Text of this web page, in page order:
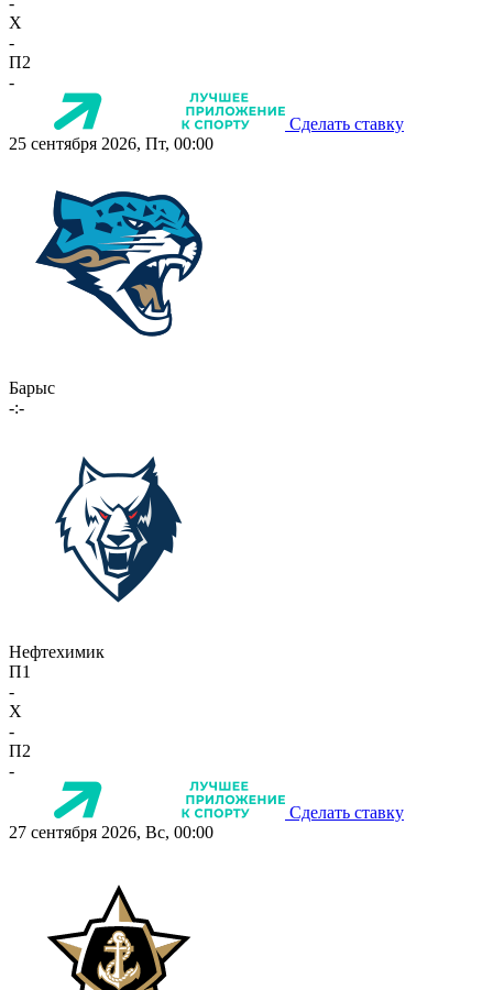
X
-
П2
-
Сделать ставку
25 сентября 2026, Пт, 00:00
Барыс
-:-
Нефтехимик
П1
-
X
-
П2
-
Сделать ставку
27 сентября 2026, Вс, 00:00